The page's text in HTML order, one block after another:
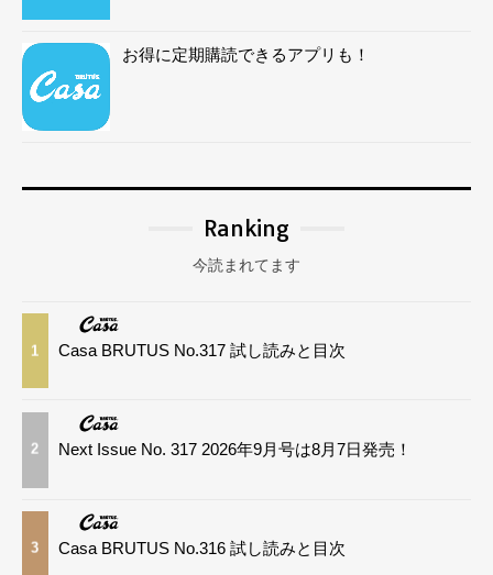
お得に定期購読できるアプリも！
Ranking
今読まれてます
1 Casa BRUTUS No.317 試し読みと目次
2 Next Issue No. 317 2026年9月号は8月7日発売！
3 Casa BRUTUS No.316 試し読みと目次